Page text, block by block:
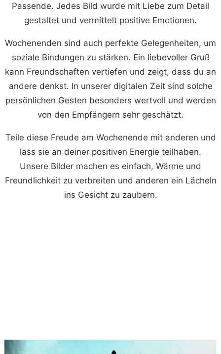
Passende. Jedes Bild wurde mit Liebe zum Detail
gestaltet und vermittelt positive Emotionen.
Wochenenden sind auch perfekte Gelegenheiten, um
soziale Bindungen zu stärken. Ein liebevoller Gruß
kann Freundschaften vertiefen und zeigt, dass du an
andere denkst. In unserer digitalen Zeit sind solche
persönlichen Gesten besonders wertvoll und werden
von den Empfängern sehr geschätzt.
Teile diese Freude am Wochenende mit anderen und
lass sie an deiner positiven Energie teilhaben.
Unsere Bilder machen es einfach, Wärme und
Freundlichkeit zu verbreiten und anderen ein Lächeln
ins Gesicht zu zaubern.